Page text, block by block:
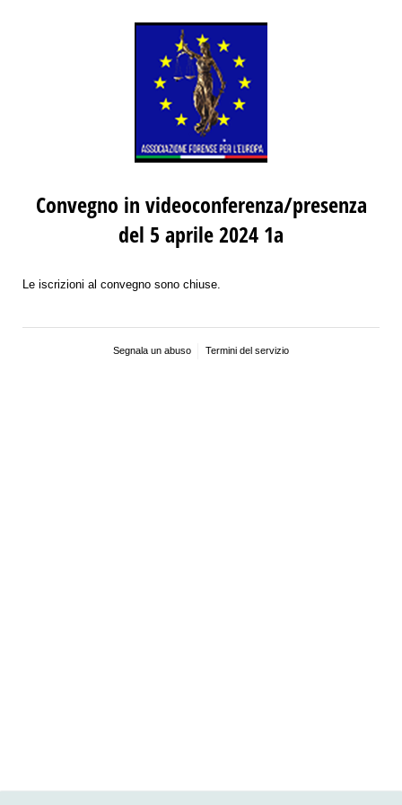
Convegno in videoconferenza/presenza
del 5 aprile 2024 1a
Le iscrizioni al convegno sono chiuse.
Segnala un abuso Termini del servizio